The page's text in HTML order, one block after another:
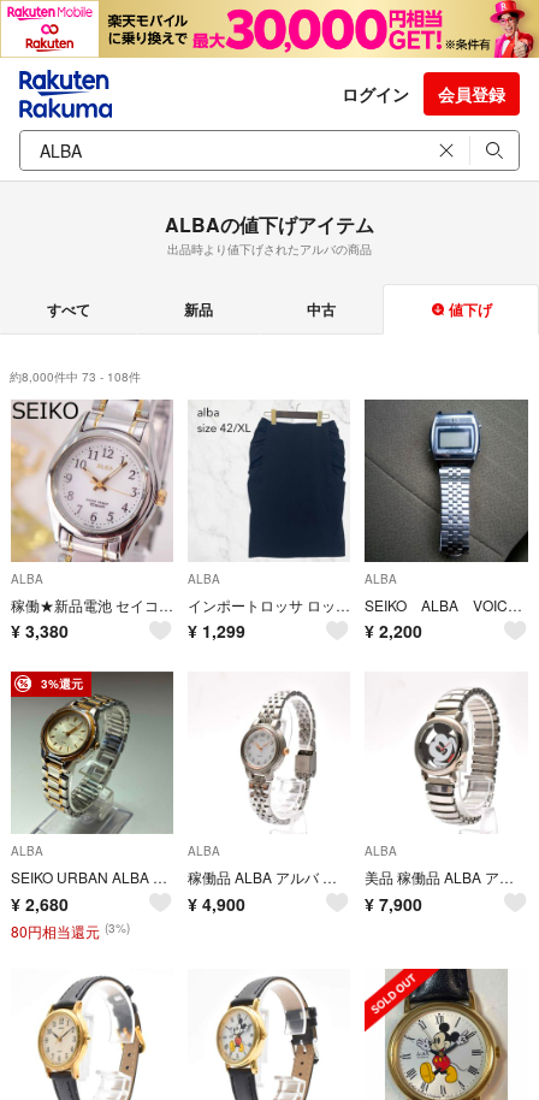
ログイン 会員登録
ALBAの値下げアイテム
出品時より値下げされたアルバの商品
すべて 新品 中古 値下げ
約8,000件中 73 - 108件
ALBA
稼働★新品電池 セイコー ALBA クォーツ アラビア数字 コンビカラー 腕時計
¥ 3,380
ALBA
インポートロッサ ロッサアルバ タイトスカート XL 黒 シャーリング ギャザー
¥ 1,299
ALBA
SEIKO ALBA VOICE ALARM Y824-4000 ジャンク
¥ 2,200
3%還元
ALBA
SEIKO URBAN ALBA 腕時計 クォーツ V701-1740 稼働品
¥ 2,680
80円相当還元 (3%)
ALBA
稼働品 ALBA アルバ レディース腕時計 ソーラー SEIKO セイコー
¥ 4,900
ALBA
美品 稼働品 ALBA アルバ メンズ腕時計 ミッキー スケルトン
¥ 7,900